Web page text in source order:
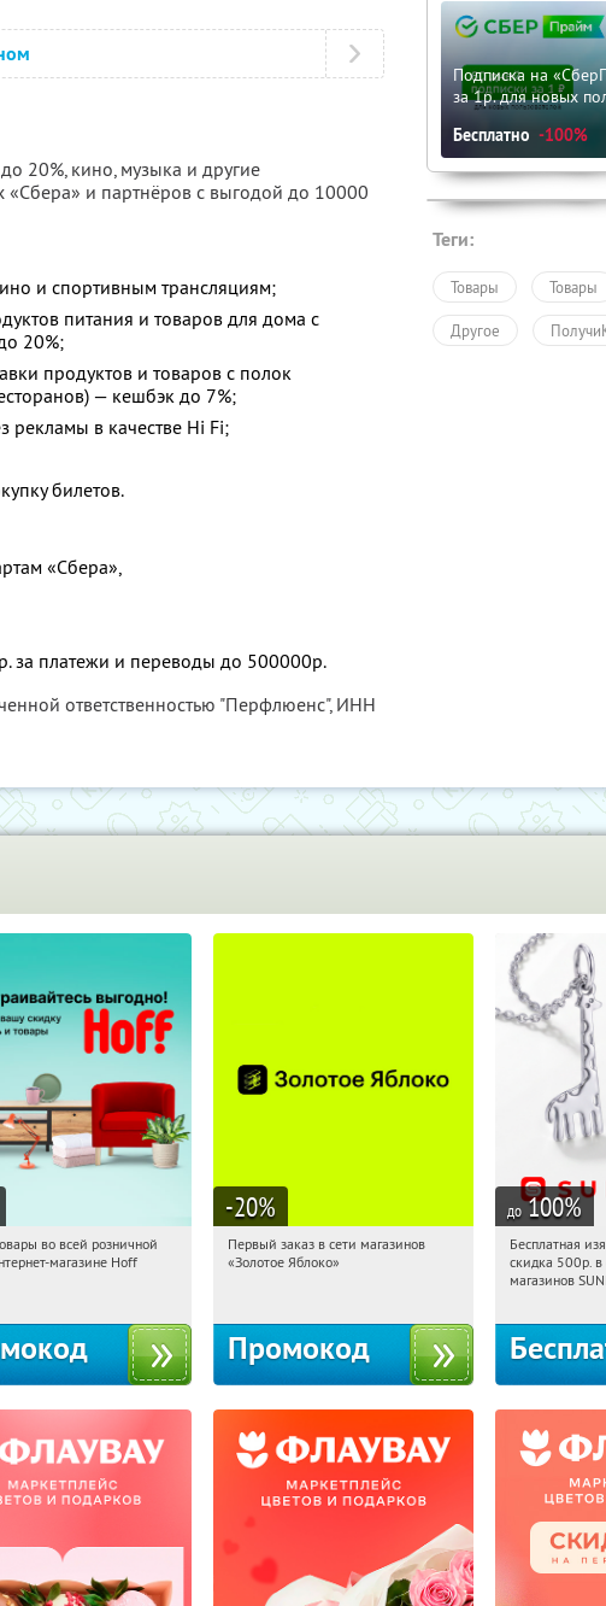
20%, кино, музыка и другие
и партнёров с выгодой до 10000
и спортивным трансляциям;
питания и товаров для дома с
20%;
продуктов и товаров с полок
— кешбэк до 7%;
рекламы в качестве Hi Fi;
билетов.
«Сбера»,
за платежи и переводы до 500000р.
ответственностью "Перфлюенс", ИНН
Подписка на
за 1р. для новых
Бесплатно -100%
Теги:
Товары Товары
Другое
Получили:
во всей розничной
магазине Hoff
-20%
16:56:31
Получи первым!
Первый заказ в сети магазинов
«Золотое Яблоко»
Промокод
до 100%
16:56:31
Россия
Бесплатная
скидка 500р.
магазинов